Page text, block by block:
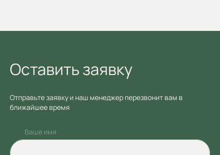
Оставить заявку
Ваше имя
Отправьте заявку и наш менеджер перезвонит вам в
ближайшее время